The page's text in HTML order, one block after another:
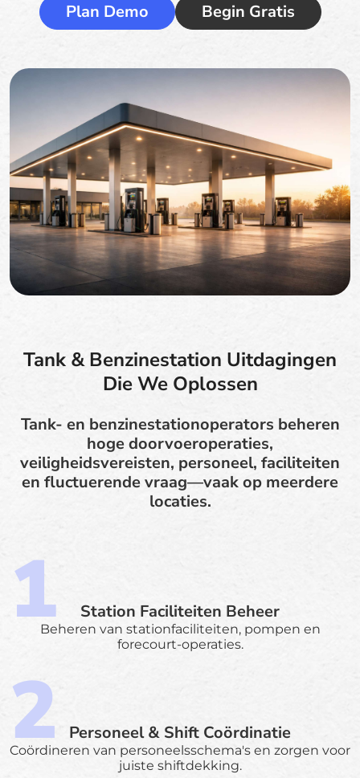
Plan Demo Begin Gratis
Tank & Benzinestation Uitdagingen
Die We Oplossen
Tank- en benzinestationoperators beheren
hoge doorvoeroperaties,
veiligheidsvereisten, personeel, faciliteiten
en fluctuerende vraag—vaak op meerdere
locaties.
Station Faciliteiten Beheer
Beheren van stationfaciliteiten, pompen en
forecourt-operaties.
Personeel & Shift Coördinatie
Coördineren van personeelsschema's en zorgen voor
juiste shiftdekking.